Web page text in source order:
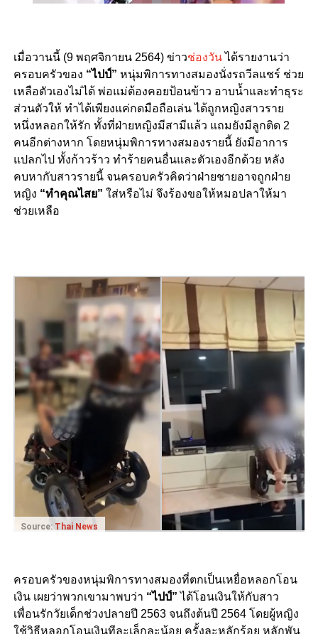
เมื่อวานนี้ (9 พฤศจิกายน 2564) ข่าวช่องวันได้รายงานว่า
ครอบครัวของ “ไปป์” หนุ่มพิการทางสมองนั่งรถวีลแชร์ ช่วย
เหลือตัวเองไม่ได้ พ่อแม่ต้องคอยป้อนข้าว อาบน้ำและทำธุระ
ส่วนตัวให้ ทำได้เพียงแค่กดมือถือเล่น ได้ถูกหญิงสาวราย
หนึ่งหลอกให้รัก ทั้งที่ฝ่ายหญิงมีสามีแล้ว แถมยังมีลูกติด 2
คนอีกต่างหาก โดยหนุ่มพิการทางสมองรายนี้ ยังมีอาการ
แปลกไป ทั้งก้าวร้าว ทำร้ายคนอื่นและตัวเองอีกด้วย หลัง
คบหากับสาวรายนี้ จนครอบครัวคิดว่าฝ่ายชายอาจถูกฝ่าย
หญิง “ทำคุณไสย” ใส่หรือไม่ จึงร้องขอให้หมอปลาให้มา
ช่วยเหลือ
Source: Thai News
ครอบครัวของหนุ่มพิการทางสมองที่ตกเป็นเหยื่อหลอกโอน
เงิน เผยว่าพวกเขามาพบว่า “ไปป์” ได้โอนเงินให้กับสาว
เพื่อนรักวัยเด็กช่วงปลายปี 2563 จนถึงต้นปี 2564 โดยผู้หญิง
ใช้วิธีหลอกโอนเงินทีละเล็กละน้อย ครั้งละหลักร้อย หลักพัน